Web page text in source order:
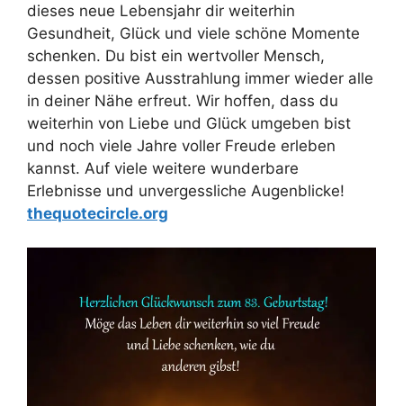
dieses neue Lebensjahr dir weiterhin
Gesundheit, Glück und viele schöne Momente
schenken. Du bist ein wertvoller Mensch,
dessen positive Ausstrahlung immer wieder alle
in deiner Nähe erfreut. Wir hoffen, dass du
weiterhin von Liebe und Glück umgeben bist
und noch viele Jahre voller Freude erleben
kannst. Auf viele weitere wunderbare
Erlebnisse und unvergessliche Augenblicke!
thequotecircle.org